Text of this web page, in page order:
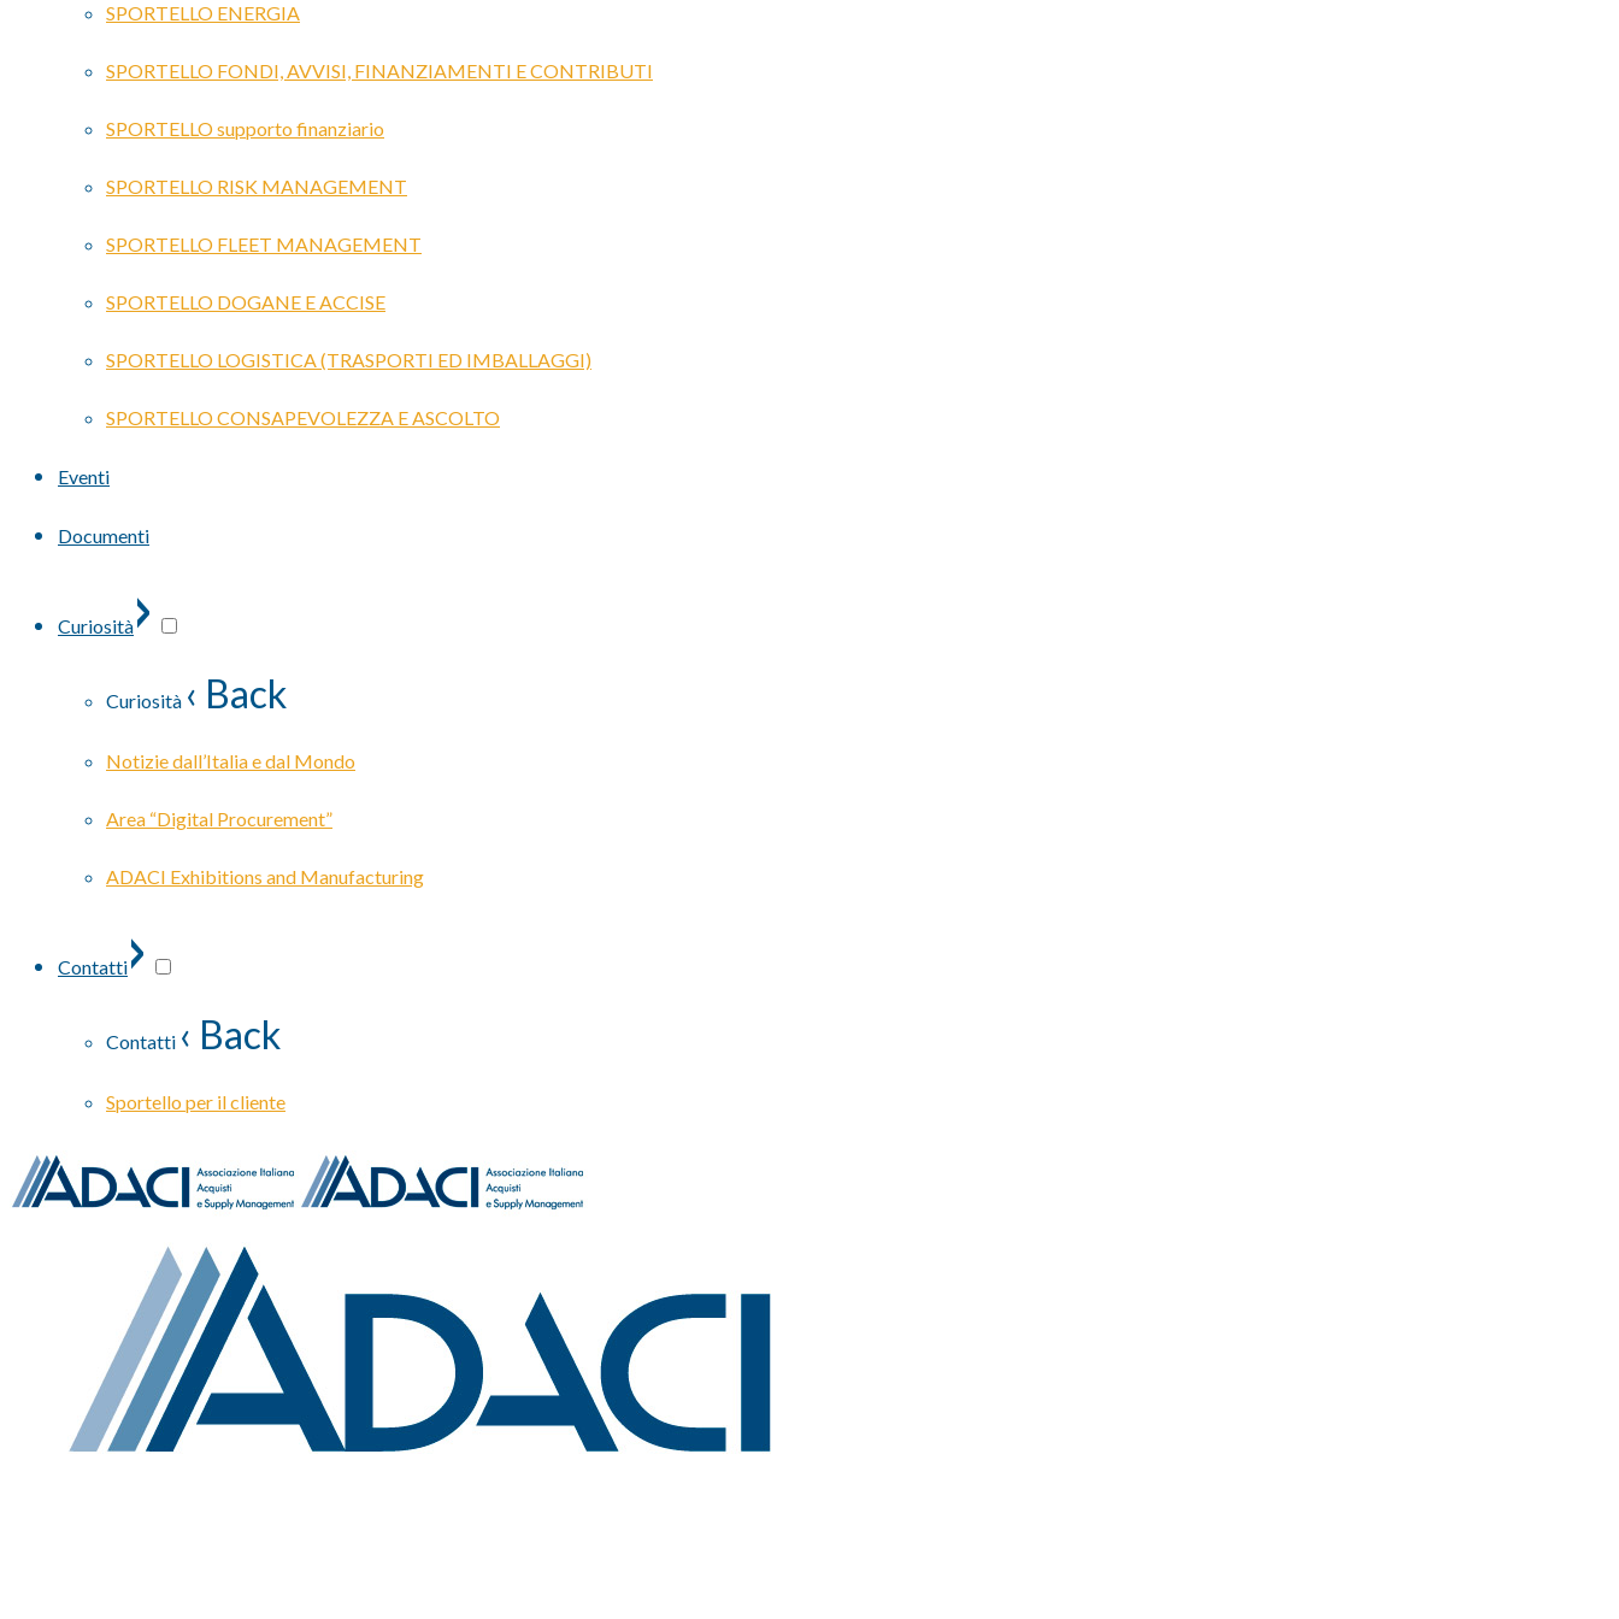
SPORTELLO ENERGIA
SPORTELLO FONDI, AVVISI, FINANZIAMENTI E CONTRIBUTI
SPORTELLO supporto finanziario
SPORTELLO RISK MANAGEMENT
SPORTELLO FLEET MANAGEMENT
SPORTELLO DOGANE E ACCISE
SPORTELLO LOGISTICA (TRASPORTI ED IMBALLAGGI)
SPORTELLO CONSAPEVOLEZZA E ASCOLTO
Eventi
Documenti
Curiosità›
Curiosità ‹ Back
Notizie dall’Italia e dal Mondo
Area “Digital Procurement”
ADACI Exhibitions and Manufacturing
Contatti›
Contatti ‹ Back
Sportello per il cliente